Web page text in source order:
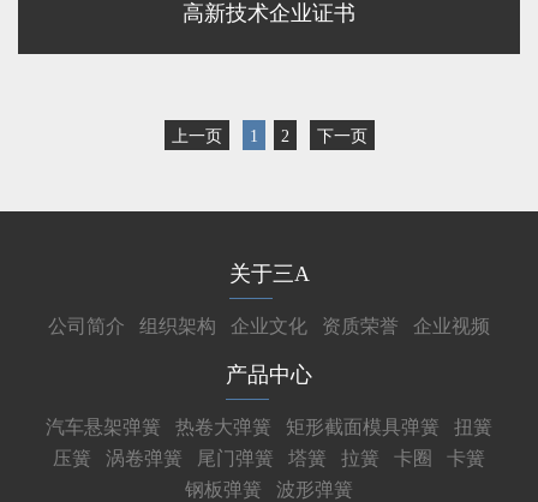
高新技术企业证书
上一页 1 2 下一页
关于三A
公司简介 组织架构 企业文化 资质荣誉 企业视频
产品中心
汽车悬架弹簧 热卷大弹簧 矩形截面模具弹簧
扭簧
压簧
涡卷弹簧 尾门弹簧 塔簧 拉簧 卡圈
卡簧
钢板弹簧
波形弹簧